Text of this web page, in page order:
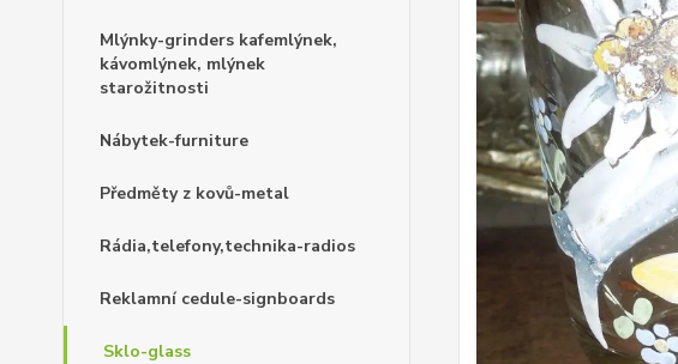
Mlýnky-grinders kafemlýnek,
kávomlýnek, mlýnek
starožitnosti
Nábytek-furniture
Předměty z kovů-metal
Rádia,telefony,technika-radios
Reklamní cedule-signboards
Sklo-glass